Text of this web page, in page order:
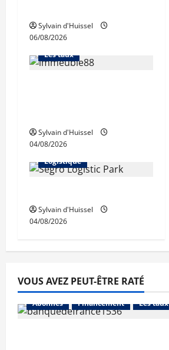
Sylvain d'Huissel
06/08/2026
Financement
L'avis des courtiers
Les taux
Sylvain d'Huissel
04/08/2026
Abonnés
Immo d'entreprise
Logistique
Sylvain d'Huissel
04/08/2026
VOUS AVEZ PEUT-ÊTRE RATÉ
Abonnés Financement Les taux